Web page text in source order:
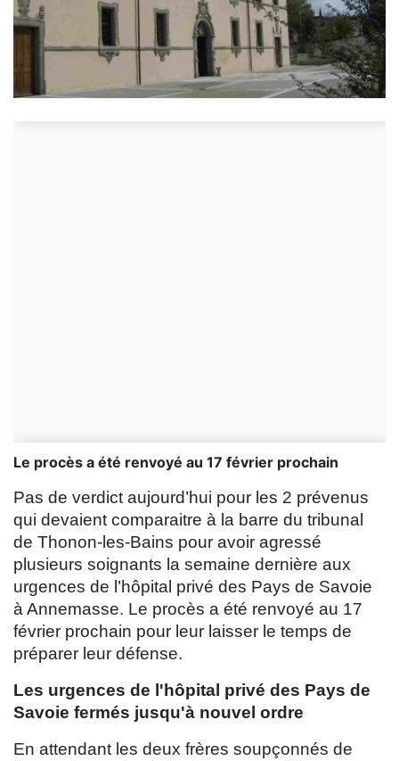
Le procès a été renvoyé au 17 février prochain
Pas de verdict aujourd’hui pour les 2 prévenus
qui devaient comparaitre à la barre du tribunal
de Thonon-les-Bains pour avoir agressé
plusieurs soignants la semaine dernière aux
urgences de l’hôpital privé des Pays de Savoie
à Annemasse. Le procès a été renvoyé au 17
février prochain pour leur laisser le temps de
préparer leur défense.
Les urgences de l'hôpital privé des Pays de
Savoie fermés jusqu'à nouvel ordre
En attendant les deux frères soupçonnés de